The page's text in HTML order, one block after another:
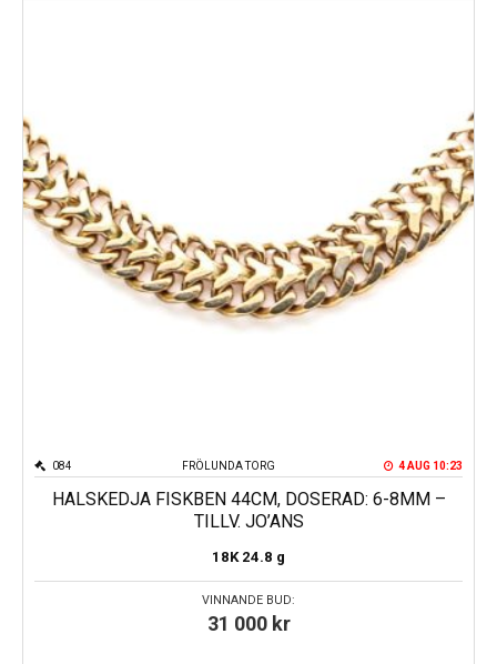
FRÖLUNDA TORG
084 4 AUG 10:23
HALSKEDJA FISKBEN 44CM, DOSERAD: 6-8MM –
TILLV. JO’ANS
18K 24.8 g
VINNANDE BUD:
31 000 kr